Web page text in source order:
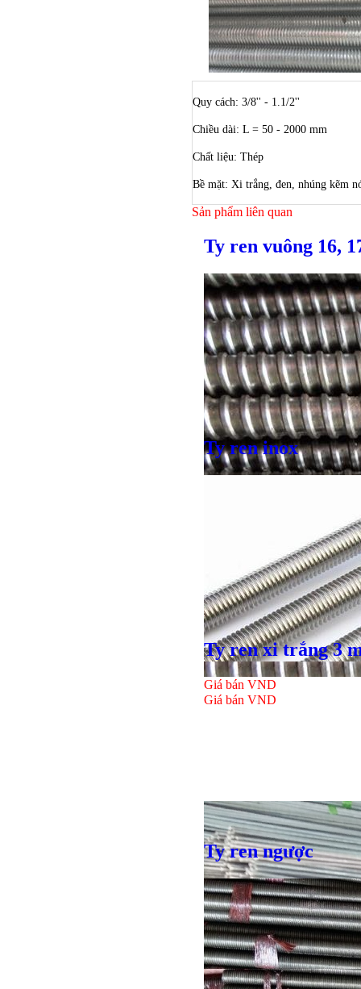
Bulong
Bulong lục giác
Quy cách: 3/8'' - 1.1/2''
Chiều dài: L = 50 - 2000 mm
Chất liệu: Thép
Bề mặt: Xi trắng, đen, nhúng kẽm
Sản phẩm liên quan
Ty ren vuông 16,
Giá bán VND
Ty ren inox
Giá bán VND
Ty ren xi trắng 3
Ty ren ngược